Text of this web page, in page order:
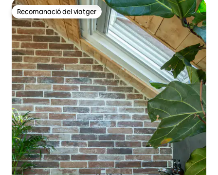
Recomanació del viatger
Recomanació del viatger